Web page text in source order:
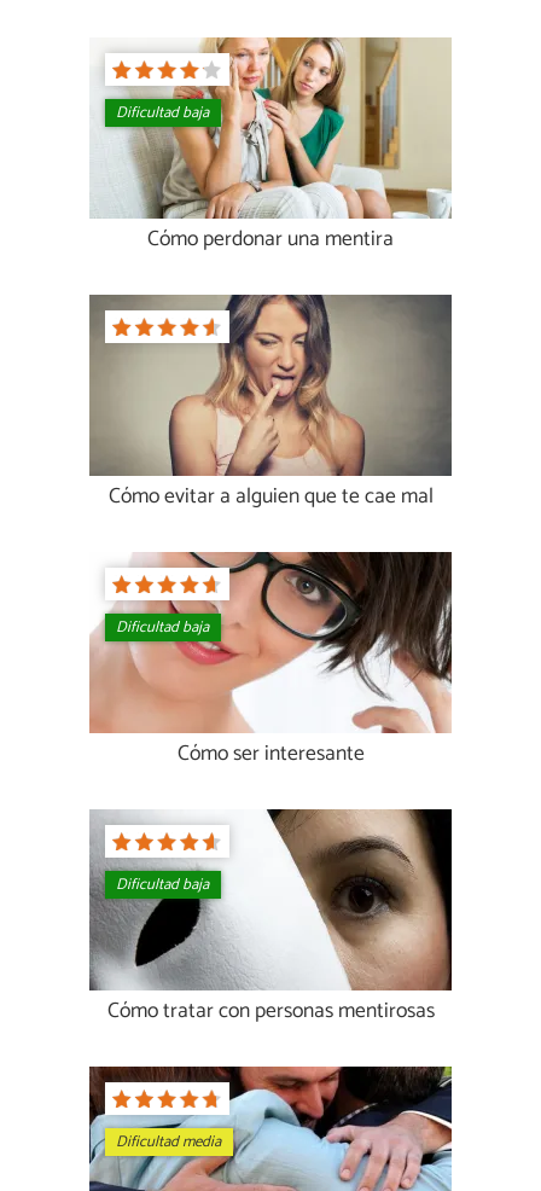
Dificultad baja
Cómo perdonar una mentira
Cómo evitar a alguien que te cae mal
Dificultad baja
Cómo ser interesante
Dificultad baja
Cómo tratar con personas mentirosas
Dificultad media